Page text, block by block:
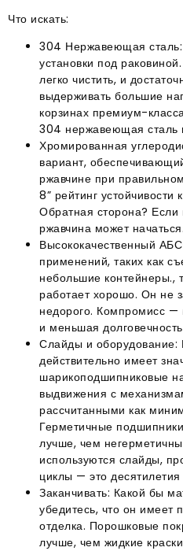
Что искать:
304 Нержавеющая сталь:
установки под
легко чистить, и
выдерживать большие
корзинах премиум-
304 нержавеющая сталь
Хромированная
вариант,
ржавчине при
8” рейтинг
Обратная сторона?
ржавчина может начаться.
Высококачественный
применений, таких как
небольшие контейнеры.,
работает хорошо. Он не
недорого. Компромисс —
и меньшая
Слайды и оборудование:
действительно имеет
шарикоподшипниковые
выдвижения с
рассчитанными как
Герметичные
лучше, чем
используются слайды,
циклы — это
Заканчивать: Какой бы
убедитесь, что он имеет
отделка. Порошковые
лучше, чем жидкие